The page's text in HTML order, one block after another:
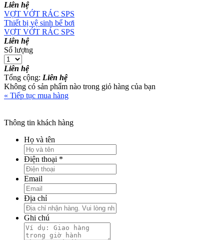
Liên hệ
VỢT VỚT RÁC SPS
Thiết bị vệ sinh bể bơi
VỢT VỚT RÁC SPS
Liên hệ
Số lượng
Liên hệ
Tổng cộng: Liên hệ
Không có sản phẩm nào trong giỏ hàng của bạn
« Tiếp tục mua hàng
Thông tin khách hàng
Họ và tên
Điện thoại *
Email
Địa chỉ
Ghi chú